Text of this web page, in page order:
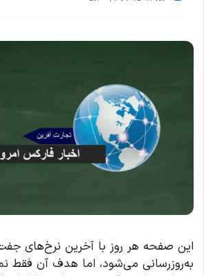
این صفحه هر روز با آخرین نرخ‌های
به‌روزرسانی می‌شود، اما هدف آن